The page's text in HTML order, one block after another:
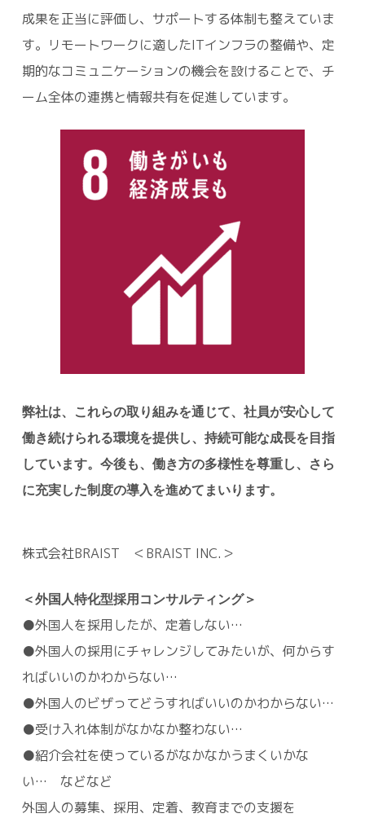
成果を正当に評価し、サポートする体制も整えていま
す。リモートワークに適したITインフラの整備や、定
期的なコミュニケーションの機会を設けることで、チ
ーム全体の連携と情報共有を促進しています。
弊社は、これらの取り組みを通じて、社員が安心して
働き続けられる環境を提供し、持続可能な成長を目指
しています。今後も、働き方の多様性を尊重し、さら
に充実した制度の導入を進めてまいります。
株式会社BRAIST ＜BRAIST INC.＞
＜外国人特化型採用コンサルティング＞
●外国人を採用したが、定着しない…
●外国人の採用にチャレンジしてみたいが、何からす
ればいいのかわからない…
●外国人のビザってどうすればいいのかわからない…
●受け入れ体制がなかなか整わない…
●紹介会社を使っているがなかなかうまくいかな
い… などなど
外国人の募集、採用、定着、教育までの支援を